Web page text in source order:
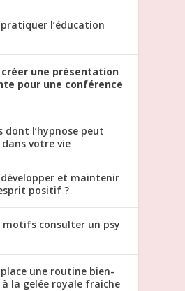
l’éducation
une présentation
pour une conférence
dont l’hypnose peut
votre vie
et maintenir
positif ?
motifs consulter un psy
une routine bien-
la gelée royale fraiche